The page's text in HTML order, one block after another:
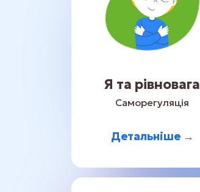
Я та рівновага
Саморегуляція
Детальніше →